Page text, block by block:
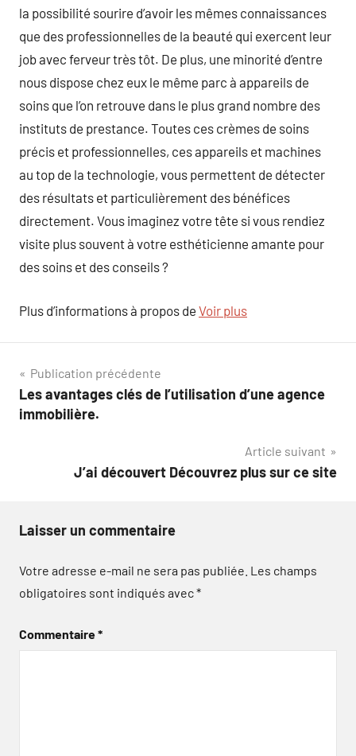
la possibilité sourire d’avoir les mêmes connaissances
que des professionnelles de la beauté qui exercent leur
job avec ferveur très tôt. De plus, une minorité d’entre
nous dispose chez eux le même parc à appareils de
soins que l’on retrouve dans le plus grand nombre des
instituts de prestance. Toutes ces crèmes de soins
précis et professionnelles, ces appareils et machines
au top de la technologie, vous permettent de détecter
des résultats et particulièrement des bénéfices
directement. Vous imaginez votre tête si vous rendiez
visite plus souvent à votre esthéticienne amante pour
des soins et des conseils ?
Plus d’informations à propos de Voir plus
Navigation
de
Publication précédente
Les avantages clés de l’utilisation d’une agence
immobilière.
Article suivant
J’ai découvert Découvrez plus sur ce site
Laisser un commentaire
Votre adresse e-mail ne sera pas publiée. Les champs
obligatoires sont indiqués avec*
Commentaire*